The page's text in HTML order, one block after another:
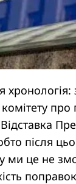
після
ми це не